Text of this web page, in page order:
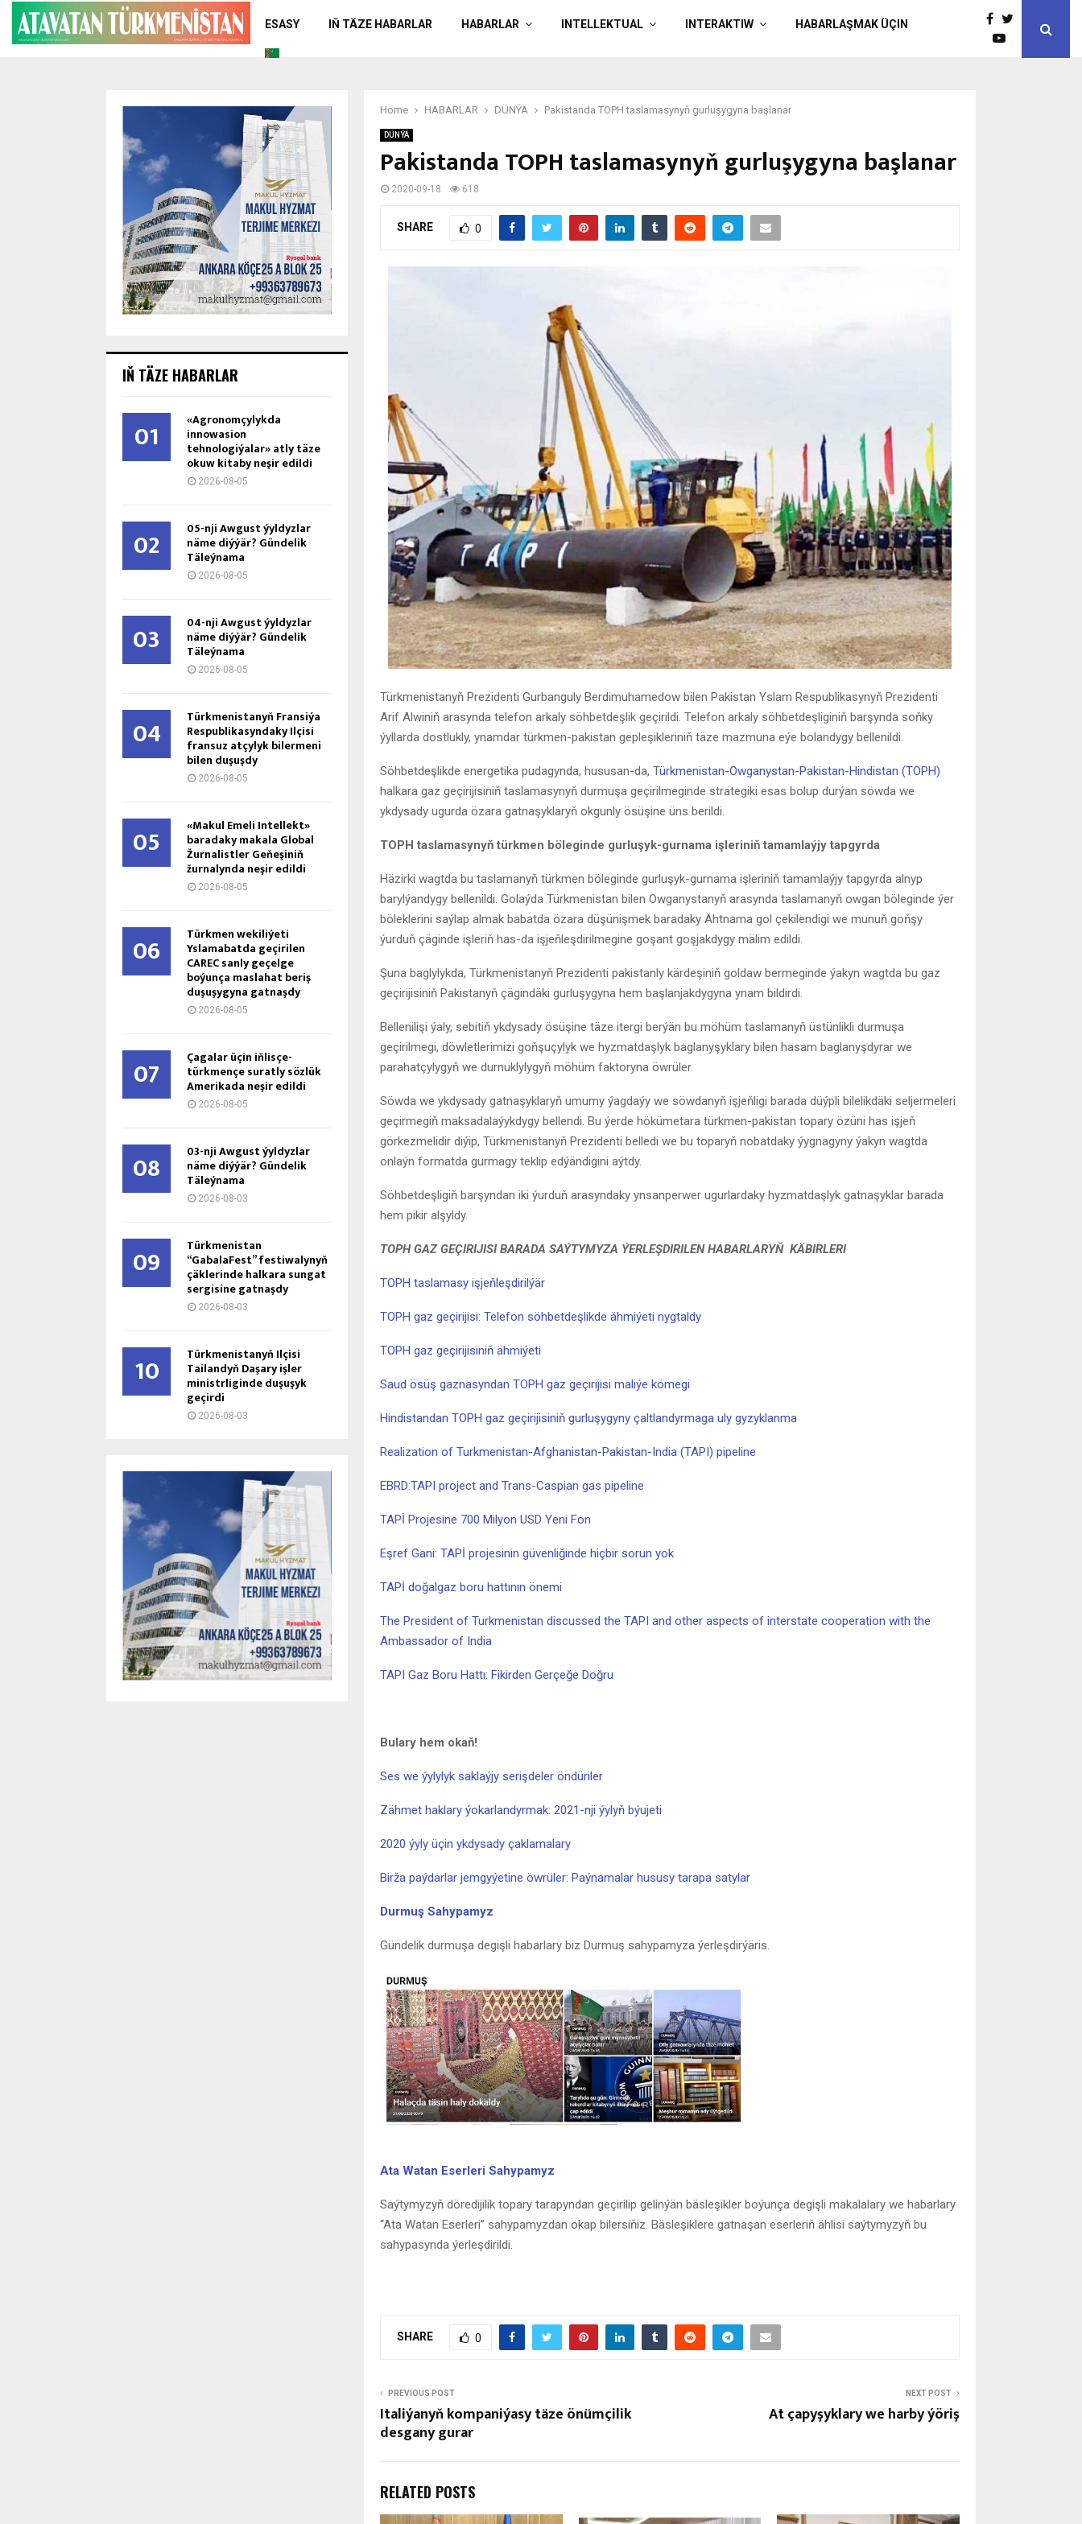
ESASY IŇ TÄZE HABARLAR HABARLAR INTELLEKTUAL INTERAKTIW HABARLAŞMAK ÜÇIN
Home HABARLAR DÜNÝÄ Pakistanda TOPH taslamasynyň gurluşygyna başlanar
DÜNÝÄ
Pakistanda TOPH taslamasynyň gurluşygyna başlanar
2020-09-18 618
SHARE 0
Türkmenistanyň Prezidenti Gurbanguly Berdimuhamedow bilen Pakistan Yslam Respublikasynyň Prezidenti
Arif Alwiniň arasynda telefon arkaly söhbetdeşlik geçirildi. Telefon arkaly söhbetdeşliginiň barşynda soňky
ýyllarda dostlukly, ynamdar türkmen-pakistan gepleşikleriniň täze mazmuna eýe bolandygy bellenildi.
Söhbetdeşlikde energetika pudagynda, hususan-da, Türkmenistan-Owganystan-Pakistan-Hindistan (TOPH)
halkara gaz geçirijisiniň taslamasynyň durmuşa geçirilmeginde strategiki esas bolup durýan söwda we
ykdysady ugurda özara gatnaşyklaryň okgunly ösüşine üns berildi.
TOPH taslamasynyň türkmen böleginde gurluşyk-gurnama işleriniň tamamlaýjy tapgyrda
Häzirki wagtda bu taslamanyň türkmen böleginde gurluşyk-gurnama işleriniň tamamlaýjy tapgyrda alnyp
barylýandygy bellenildi. Golaýda Türkmenistan bilen Owganystanyň arasynda taslamanyň owgan böleginde ýer
böleklerini saýlap almak babatda özara düşünişmek baradaky Ähtnama gol çekilendigi we munuň goňşy
ýurduň çäginde işleriň has-da işjeňleşdirilmegine goşant goşjakdygy mälim edildi.
Şuna baglylykda, Türkmenistanyň Prezidenti pakistanly kärdeşiniň goldaw bermeginde ýakyn wagtda bu gaz
geçirijisiniň Pakistanyň çägindäki gurluşygyna hem başlanjakdygyna ynam bildirdi.
Bellenilişi ýaly, sebitiň ykdysady ösüşine täze itergi berýän bu möhüm taslamanyň üstünlikli durmuşa
geçirilmegi, döwletlerimizi goňşuçylyk we hyzmatdaşlyk baglanyşyklary bilen hasam baglanyşdyrar we
parahatçylygyň we durnuklylygyň möhüm faktoryna öwrüler.
Söwda we ykdysady gatnaşyklaryň umumy ýagdaýy we söwdanyň işjeňligi barada düýpli bilelikdäki seljermeleri
geçirmegiň maksadalaýykdygy bellendi. Bu ýerde hökümetara türkmen-pakistan topary özüni has işjeň
görkezmelidir diýip, Türkmenistanyň Prezidenti belledi we bu toparyň nobatdaky ýygnagyny ýakyn wagtda
onlaýn formatda gurmagy teklip edýändigini aýtdy.
Söhbetdeşligiň barşyndan iki ýurduň arasyndaky ynsanperwer ugurlardaky hyzmatdaşlyk gatnaşyklar barada
hem pikir alşyldy.
TOPH GAZ GEÇIRIJISI BARADA SAÝTYMYZA ÝERLEŞDIRILEN HABARLARYŇ KÄBIRLERI
TOPH taslamasy işjeňleşdirilýär
TOPH gaz geçirijisi: Telefon söhbetdeşlikde ähmiýeti nygtaldy
TOPH gaz geçirijisiniň ähmiýeti
Saud ösüş gaznasyndan TOPH gaz geçirijisi maliýe kömegi
Hindistandan TOPH gaz geçirijisiniň gurluşygyny çaltlandyrmaga uly gyzyklanma
Realization of Turkmenistan-Afghanistan-Pakistan-India (TAPI) pipeline
EBRD:TAPI project and Trans-Caspian gas pipeline
TAPİ Projesine 700 Milyon USD Yeni Fon
Eşref Gani: TAPİ projesinin güvenliğinde hiçbir sorun yok
TAPİ doğalgaz boru hattının önemi
The President of Turkmenistan discussed the TAPI and other aspects of interstate cooperation with the
Ambassador of India
TAPI Gaz Boru Hattı: Fikirden Gerçeğe Doğru
Bulary hem okaň!
Ses we ýylylyk saklaýjy serişdeler öndüriler
Zähmet haklary ýokarlandyrmak: 2021-nji ýylyň býujeti
2020 ýyly üçin ykdysady çaklamalary
Birža paýdarlar jemgyýetine öwrüler: Paýnamalar hususy tarapa satylar
Durmuş Sahypamyz
Gündelik durmuşa degişli habarlary biz Durmuş sahypamyza ýerleşdirýäris.
Ata Watan Eserleri Sahypamyz
Saýtymyzyň döredijilik topary tarapyndan geçirilip gelinýän bäsleşikler boýunça degişli makalalary we habarlary
“Ata Watan Eserleri” sahypamyzdan okap bilersiňiz. Bäsleşiklere gatnaşan eserleriň ählisi saýtymyzyň bu
sahypasynda ýerleşdirildi.
SHARE 0
PREVIOUS POST
Italiýanyň kompaniýasy täze önümçilik
desgany gurar
NEXT POST
At çapyşyklary we harby ýöriş
RELATED POSTS
IŇ TÄZE HABARLAR
01 «Agronomçylykda
innowasion
tehnologiýalar» atly täze
okuw kitaby neşir edildi
2026-08-05
02 05-nji Awgust ýyldyzlar
näme diýýär? Gündelik
Täleýnama
2026-08-05
03 04-nji Awgust ýyldyzlar
näme diýýär? Gündelik
Täleýnama
2026-08-05
04 Türkmenistanyň Fransiýa
Respublikasyndaky Ilçisi
fransuz atçylyk bilermeni
bilen duşuşdy
2026-08-05
05 «Makul Emeli Intellekt»
baradaky makala Global
Žurnalistler Geňeşiniň
žurnalynda neşir edildi
2026-08-05
06 Türkmen wekiliýeti
Yslamabatda geçirilen
CAREC sanly geçelge
boýunça maslahat beriş
duşuşygyna gatnaşdy
2026-08-05
07 Çagalar üçin iňlisçe-
türkmençe suratly sözlük
Amerikada neşir edildi
2026-08-05
08 03-nji Awgust ýyldyzlar
näme diýýär? Gündelik
Täleýnama
2026-08-03
09 Türkmenistan
“GabalaFest” festiwalynyň
çäklerinde halkara sungat
sergisine gatnaşdy
2026-08-03
10 Türkmenistanyň Ilçisi
Tailandyň Daşary işler
ministrliginde duşuşyk
geçirdi
2026-08-03